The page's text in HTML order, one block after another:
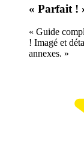
« Parfait !
« Guide
! Imagé et
annexes. »